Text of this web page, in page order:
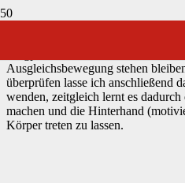
Händen das seitliche
Jungpferd hierbei auch seine
Ausgleichsbewegung stehen
überprüfen lasse ich anschließend
wenden, zeitgleich lernt es
machen und die Hinterhand
Körper treten zu lassen.